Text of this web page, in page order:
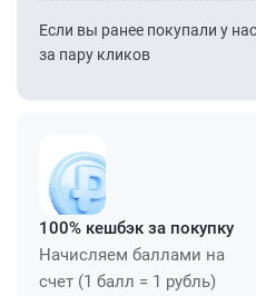
Если вы ранее покупали у
за пару кликов
100% кешбэк за покупку
Начисляем баллами на
счет (1 балл = 1 рубль)